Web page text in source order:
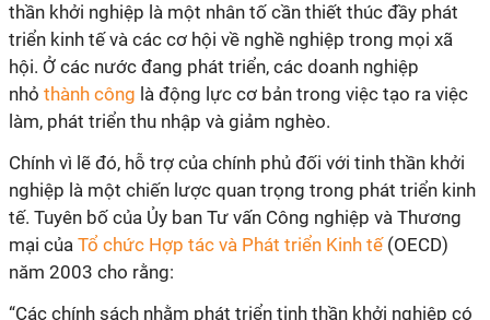
thần khởi nghiệp là một nhân tố cần thiết thúc đầy phát
triển kinh tế và các cơ hội về nghề nghiệp trong mọi xã
hội. Ở các nước đang phát triển, các doanh nghiệp
nhỏ thành công là động lực cơ bản trong việc tạo ra việc
làm, phát triển thu nhập và giảm nghèo.
Chính vì lẽ đó, hỗ trợ của chính phủ đối với tinh thần khởi
nghiệp là một chiến lược quan trọng trong phát triển kinh
tế. Tuyên bố của Ủy ban Tư vấn Công nghiệp và Thương
mại của Tổ chức Hợp tác và Phát triển Kinh tế(OECD)
năm 2003 cho rằng:
“Các chính sách nhằm phát triển tinh thần khởi nghiệp có